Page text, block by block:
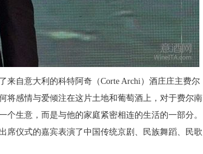
自意大利的科特阿奇（Corte Archi）酒庄庄主费尔
将感情与爱倾注在这片土地和葡萄酒上，对于费尔南
生意，而是与他的家庭紧密相连的生活的一部分。
仪式的嘉宾表演了中国传统京剧、民族舞蹈、民歌